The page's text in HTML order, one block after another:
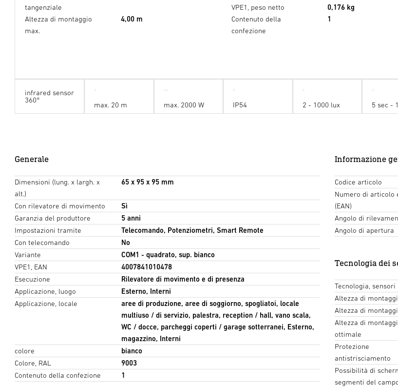
tangenziale
Altezza di montaggio
max.
4,00 m
VPE1, peso netto
0,176 kg
Contenuto della
confezione
1
infrared sensor
360°
max. 20 m max. 2000 W IP54 2 - 1000 lux 5 sec -
Generale
Dimensioni (lung. x largh. x
alt.)
65 x 95 x 95 mm
Con rilevatore di movimento
Sì
Garanzia del produttore
5 anni
Impostazioni tramite
Telecomando, Potenziometri, Smart Remote
Con telecomando
No
Variante
COM1 - quadrato, sup. bianco
VPE1, EAN
4007841010478
Esecuzione
Rilevatore di movimento e di presenza
Applicazione, luogo
Esterno, Interni
Applicazione, locale
aree di produzione, aree di soggiorno, spogliatoi, locale
multiuso / di servizio, palestra, reception / hall, vano scala,
WC / docce, parcheggi coperti / garage sotterranei, Esterno,
magazzino, Interni
colore
bianco
Colore, RAL
9003
Contenuto della confezione
1
Informazione
Codice articolo
Numero di articolo
(EAN)
Angolo di
Angolo di apertura
Tecnologia dei
Tecnologia, sensori
Altezza di
Altezza di
Altezza di
ottimale
Protezione
antistrisciamento
Possibilità di
segmenti del